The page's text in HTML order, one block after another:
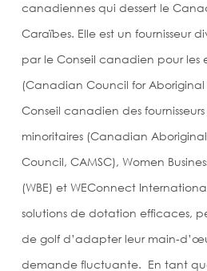
canadiennes qui dessert le
Caraïbes. Elle est un fournisseur
par le Conseil canadien pour les
(Canadian Council for Aboriginal
Conseil canadien des
minoritaires (Canadian
Council, CAMSC), Women
(WBE) et WEConnect
solutions de dotation efficaces,
de golf d’adapter leur main-
demande fluctuante. En tant